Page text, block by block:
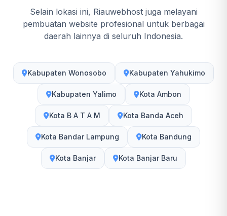
Selain lokasi ini, Riauwebhost juga melayani
pembuatan website profesional untuk berbagai
daerah lainnya di seluruh Indonesia.
Kabupaten Wonosobo Kabupaten Yahukimo
Kabupaten Yalimo Kota Ambon
Kota B A T A M Kota Banda Aceh
Kota Bandar Lampung Kota Bandung
Kota Banjar Kota Banjar Baru